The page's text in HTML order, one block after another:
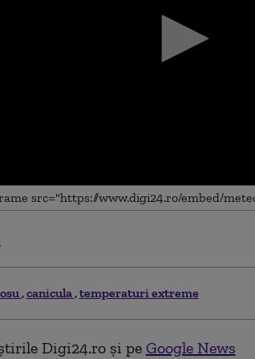
canicula temperaturi extreme
Digi24.ro și pe Google News